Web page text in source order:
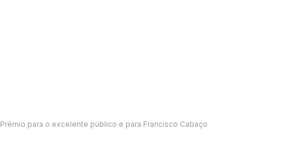
para o excelente público e para Francisco Cabaço